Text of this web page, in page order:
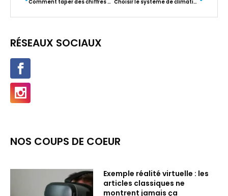
Comment taper des chiffres dans Roblox ? Choisir le système de climatisation adapté à votre maison : le climatiseur mobile est-il la meilleure option ?
RÉSEAUX SOCIAUX
NOS COUPS DE COEUR
Exemple réalité virtuelle : les
articles classiques ne
montrent jamais ça